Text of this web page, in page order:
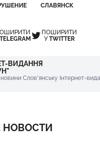
СЛАВЯНСК
TELEGRAM
ПОШИРИТИ
УTWITTER
ВИДАННЯ
новини Слов'янську Інтернет-
НОВОСТИ